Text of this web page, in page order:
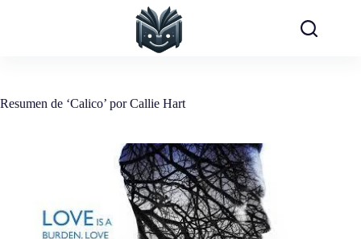
Resumen de ‘Calico’ por Callie Hart